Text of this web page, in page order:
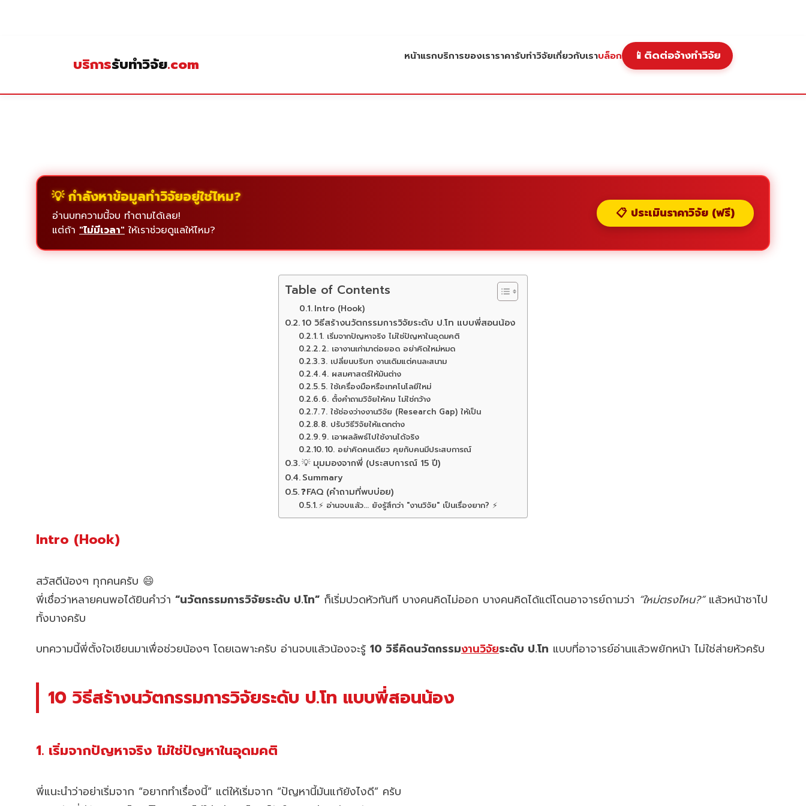
บริการรับทำวิจัย.com หน้าแรกบริการของเราราคารับทำวิจัยเกี่ยวกับเราบล็อก 📱 ติดต่อจ้างทำวิจัย
💡 กำลังหาข้อมูลทำวิจัยอยู่ใช่ไหม?
อ่านบทความนี้จบ ทำตามได้เลย!
แต่ถ้า "ไม่มีเวลา" ให้เราช่วยดูแลให้ไหม?
📋 ประเมินราคาวิจัย (ฟรี)
Table of Contents
Intro (Hook)
10 วิธีสร้างนวัตกรรมการวิจัยระดับ ป.โท แบบพี่สอนน้อง
1. เริ่มจากปัญหาจริง ไม่ใช่ปัญหาในอุดมคติ
2. เอางานเก่ามาต่อยอด อย่าคิดใหม่หมด
3. เปลี่ยนบริบท งานเดิมแต่คนละสนาม
4. ผสมศาสตร์ให้มันต่าง
5. ใช้เครื่องมือหรือเทคโนโลยีใหม่
6. ตั้งคำถามวิจัยให้คม ไม่ใช่กว้าง
7. ใช้ช่องว่างงานวิจัย (Research Gap) ให้เป็น
8. ปรับวิธีวิจัยให้แตกต่าง
9. เอาผลลัพธ์ไปใช้งานได้จริง
10. อย่าคิดคนเดียว คุยกับคนมีประสบการณ์
💡 มุมมองจากพี่ (ประสบการณ์ 15 ปี)
Summary
❓FAQ (คำถามที่พบบ่อย)
⚡ อ่านจบแล้ว... ยังรู้สึกว่า "งานวิจัย" เป็นเรื่องยาก? ⚡
Intro (Hook)
สวัสดีน้องๆ ทุกคนครับ 😄
พี่เชื่อว่าหลายคนพอได้ยินคำว่า “นวัตกรรมการวิจัยระดับ ป.โท” ก็เริ่มปวดหัวทันที บางคนคิดไม่ออก บางคนคิดได้แต่โดนอาจารย์ถามว่า “ใหม่ตรงไหน?”แล้วหน้าชาไป
ทั้งบางครับ
บทความนี้พี่ตั้งใจเขียนมาเพื่อช่วยน้องๆ โดยเฉพาะครับ อ่านจบแล้วน้องจะรู้ 10 วิธีคิดนวัตกรรมงานวิจัยระดับ ป.โท แบบที่อาจารย์อ่านแล้วพยักหน้า ไม่ใช่ส่ายหัวครับ
10 วิธีสร้างนวัตกรรมการวิจัยระดับ ป.โท แบบพี่สอนน้อง
1. เริ่มจากปัญหาจริง ไม่ใช่ปัญหาในอุดมคติ
พี่แนะนำว่าอย่าเริ่มจาก “อยากทำเรื่องนี้” แต่ให้เริ่มจาก “ปัญหานี้มันแก้ยังไงดี” ครับ